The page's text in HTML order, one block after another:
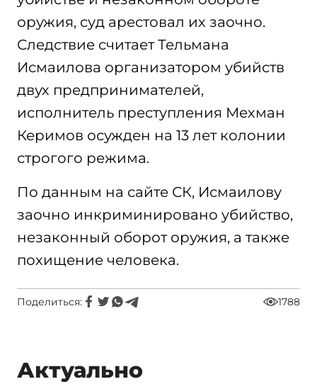
оружия, суд арестовал их заочно.
Следствие считает Тельмана
Исмаилова организатором убийств
двух предпринимателей,
исполнитель преступления Мехман
Керимов осужден на 13 лет колонии
строгого режима.
По данным на сайте СК, Исмаилову
заочно инкриминировано убийство,
незаконный оборот оружия, а также
похищение человека.
Поделиться: 1788
Актуально